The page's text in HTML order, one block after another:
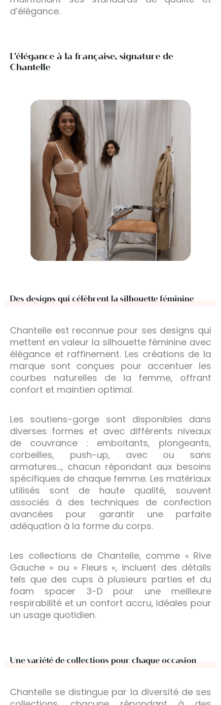
d’élégance.
L’élégance à la française, signature de
Chantelle
Des designs qui célèbrent la silhouette féminine
Chantelle est reconnue pour ses designs qui
mettent en valeur la silhouette féminine avec
élégance et raffinement. Les créations de la
marque sont conçues pour accentuer les
courbes naturelles de la femme, offrant
confort et maintien optimal.
Les soutiens-gorge sont disponibles dans
diverses formes et avec différents niveaux
de couvrance : emboitants, plongeants,
corbeilles, push-up, avec ou sans
armatures…, chacun répondant aux besoins
spécifiques de chaque femme. Les matériaux
utilisés sont de haute qualité, souvent
associés à des techniques de confection
avancées pour garantir une parfaite
adéquation à la forme du corps.
Les collections de Chantelle, comme « Rive
Gauche » ou « Fleurs », incluent des détails
tels que des cups à plusieurs parties et du
foam spacer 3-D pour une meilleure
respirabilité et un confort accru, idéales pour
un usage quotidien.
Une variété de collections pour chaque occasion
Chantelle se distingue par la diversité de ses